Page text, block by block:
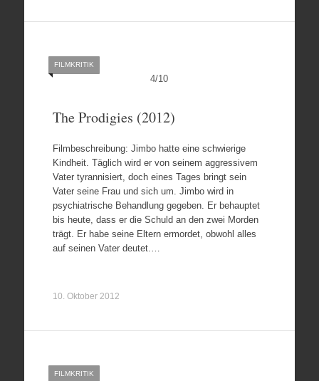
4/10
FILMKRITIK
The Prodigies (2012)
Filmbeschreibung: Jimbo hatte eine schwierige
Kindheit. Täglich wird er von seinem aggressivem
Vater tyrannisiert, doch eines Tages bringt sein
Vater seine Frau und sich um. Jimbo wird in
psychiatrische Behandlung gegeben. Er behauptet
bis heute, dass er die Schuld an den zwei Morden
trägt. Er habe seine Eltern ermordet, obwohl alles
auf seinen Vater deutet.…
10. Oktober 2012
FILMKRITIK